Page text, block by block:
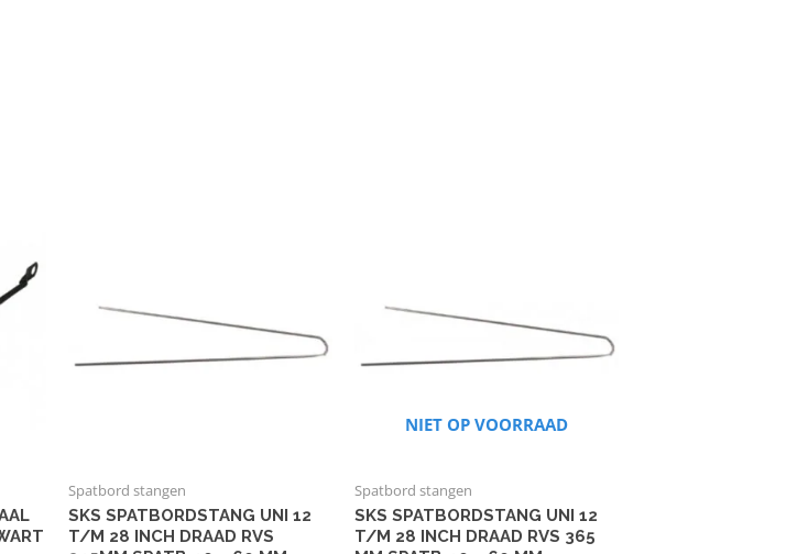
Spatbord stangen
SKS SPATBORDSTANG UNI 12
T/M 28 INCH DRAAD RVS
NIET OP VOORRAAD
Spatbord stangen
SKS SPATBORDSTANG UNI 12
T/M 28 INCH DRAAD RVS 365